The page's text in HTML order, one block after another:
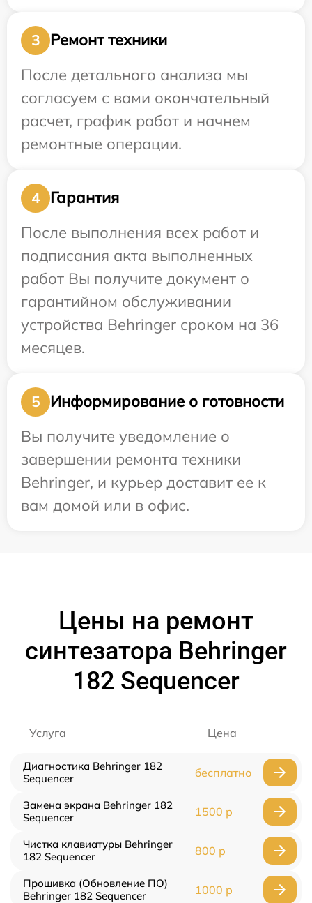
3
Ремонт техники
После детального анализа мы
согласуем с вами окончательный
расчет, график работ и начнем
ремонтные операции.
4
Гарантия
После выполнения всех работ и
подписания акта выполненных
работ Вы получите документ о
гарантийном обслуживании
устройства Behringer сроком на 36
месяцев.
5
Информирование о готовности
Вы получите уведомление о
завершении ремонта техники
Behringer, и курьер доставит ее к
вам домой или в офис.
Цены на ремонт
синтезатора Behringer
182 Sequencer
Услуга Цена
Диагностика Behringer 182
Sequencer
бесплатно
Замена экрана Behringer 182
Sequencer
1500 р
Чистка клавиатуры Behringer
182 Sequencer
800 р
Прошивка (Обновление ПО)
Behringer 182 Sequencer
1000 р